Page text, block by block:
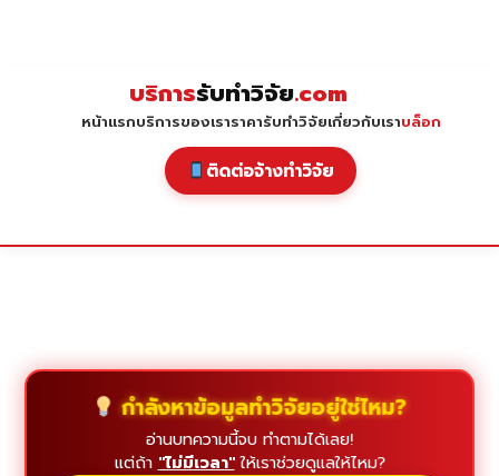
บริการรับทำวิจัย.com
หน้าแรกบริการของเราราคารับทำวิจัยเกี่ยวกับเราบล็อก
ติดต่อจ้างทำวิจัย
กำลังหาข้อมูลทำวิจัยอยู่ใช่ไหม?
อ่านบทความนี้จบ ทำตามได้เลย!
แต่ถ้า "ไม่มีเวลา"ให้เราช่วยดูแลให้ไหม?